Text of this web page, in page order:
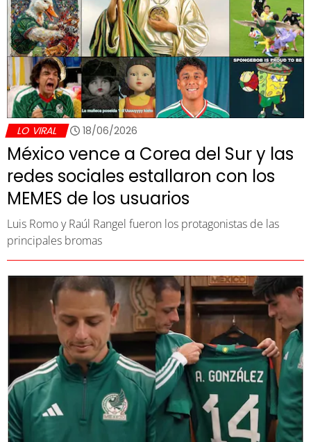
LO VIRAL 18/06/2026
México vence a Corea del Sur y las
redes sociales estallaron con los
MEMES de los usuarios
Luis Romo y Raúl Rangel fueron los protagonistas de las
principales bromas